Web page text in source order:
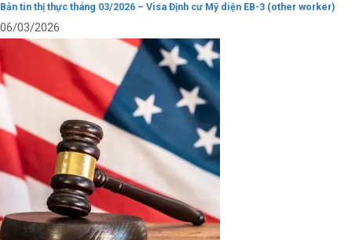
Bản tin thị thực tháng 03/2026 – Visa Định cư Mỹ diện EB-3 (other worker)
06/03/2026